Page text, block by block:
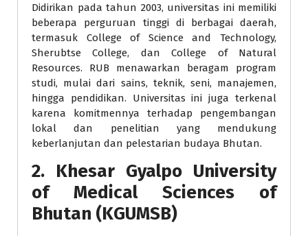
Didirikan pada tahun 2003, universitas ini memiliki
beberapa perguruan tinggi di berbagai daerah,
termasuk College of Science and Technology,
Sherubtse College, dan College of Natural
Resources. RUB menawarkan beragam program
studi, mulai dari sains, teknik, seni, manajemen,
hingga pendidikan. Universitas ini juga terkenal
karena komitmennya terhadap pengembangan
lokal dan penelitian yang mendukung
keberlanjutan dan pelestarian budaya Bhutan.
2. Khesar Gyalpo University
of Medical Sciences of
Bhutan (KGUMSB)